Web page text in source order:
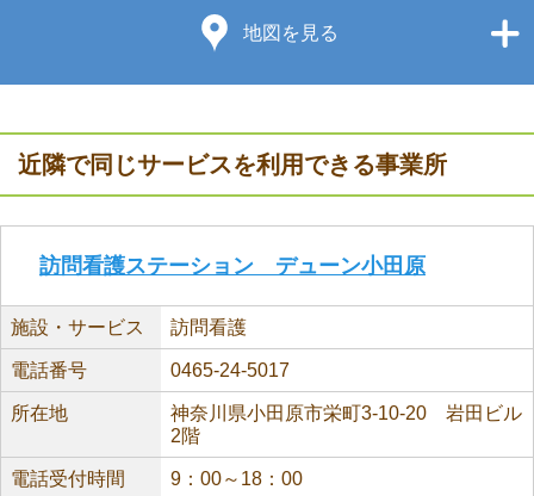
地図を見る
近隣で同じサービスを利用できる事業所
訪問看護ステーション デューン小田原
施設・サービス 訪問看護
電話番号 0465-24-5017
所在地
神奈川県小田原市栄町3-10-20 岩田ビル
2階
電話受付時間 9：00～18：00